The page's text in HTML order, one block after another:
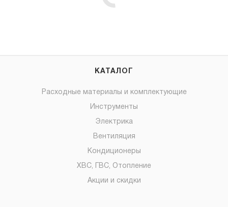
КАТАЛОГ
Расходные материалы и комплектующие
Инструменты
Электрика
Вентиляция
Кондиционеры
ХВС, ГВС, Отопление
Акции и скидки